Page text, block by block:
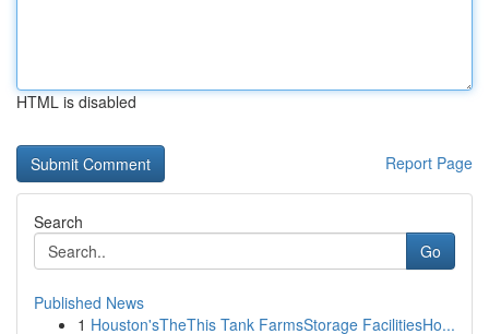
HTML is disabled
Report Page
Search
Go
Published News
1 Houston'sTheThis Tank FarmsStorage FacilitiesHo...